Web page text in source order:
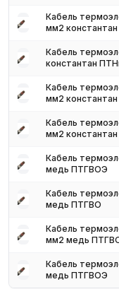
Кабель
мм2
Кабель
константан
Кабель
мм2
Кабель
мм2
Кабель
медь ПТГВОЭ
Кабель
медь ПТГВО
Кабель
мм2 медь
Кабель
медь ПТГВОЭ